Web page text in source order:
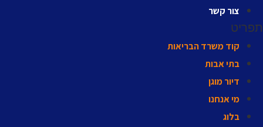
צור קשר
תפריט
קוד משרד הבריאות
בתי אבות
דיור מוגן
מי אנחנו
בלוג